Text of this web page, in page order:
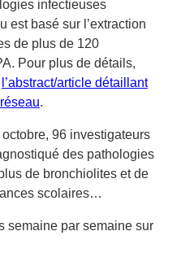
infectieuses
est basé sur l’extraction
de plus de 120
Pour plus de détails,
l’abstract/article détaillant
.
96 investigateurs
des pathologies
de bronchiolites et de
scolaires…
semaine par semaine sur